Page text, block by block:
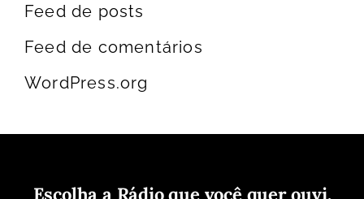
Feed de posts
Feed de comentários
WordPress.org
Escolha a Rádio que você quer ouvi.